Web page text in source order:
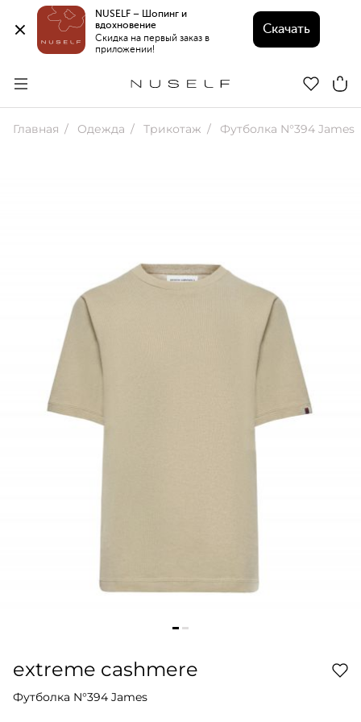
NUSELF – Шопинг и
вдохновение
Скидка на первый заказ в
приложении!
Скачать
Главная Одежда Трикотаж Футболка N°394 James
extreme cashmere
Футболка N°394 James